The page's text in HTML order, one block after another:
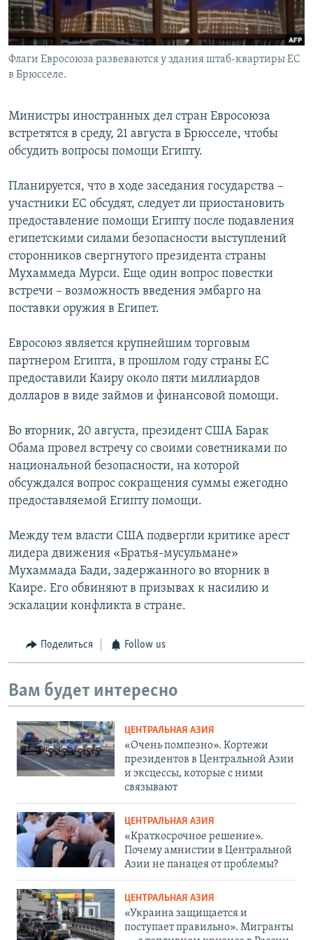
Флаги Евросоюза развеваются у здания штаб-квартиры ЕС
в Брюсселе.
Министры иностранных дел стран Евросоюза
встретятся в среду, 21 августа в Брюсселе, чтобы
обсудить вопросы помощи Египту.
Планируется, что в ходе заседания государства –
участники ЕС обсудят, следует ли приостановить
предоставление помощи Египту после подавления
египетскими силами безопасности выступлений
сторонников свергнутого президента страны
Мухаммеда Мурси. Еще один вопрос повестки
встречи – возможность введения эмбарго на
поставки оружия в Египет.
Евросоюз является крупнейшим торговым
партнером Египта, в прошлом году страны ЕС
предоставили Каиру около пяти миллиардов
долларов в виде займов и финансовой помощи.
Во вторник, 20 августа, президент США Барак
Обама провел встречу со своими советниками по
национальной безопасности, на которой
обсуждался вопрос сокращения суммы ежегодно
предоставляемой Египту помощи.
Между тем власти США подвергли критике арест
лидера движения «Братья-мусульмане»
Мухаммада Бади, задержанного во вторник в
Каире. Его обвиняют в призывах к насилию и
эскалации конфликта в стране.
Поделиться Follow us
Вам будет интересно
ЦЕНТРАЛЬНАЯ АЗИЯ
«Очень помпезно». Кортежи
президентов в Центральной Азии
и эксцессы, которые с ними
связывают
ЦЕНТРАЛЬНАЯ АЗИЯ
«Краткосрочное решение».
Почему амнистии в Центральной
Азии не панацея от проблемы?
ЦЕНТРАЛЬНАЯ АЗИЯ
«Украина защищается и
поступает правильно». Мигранты